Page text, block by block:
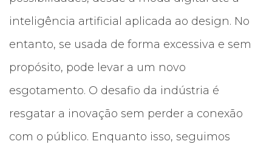
inteligência artificial aplicada ao design. No
entanto, se usada de forma excessiva e sem
propósito, pode levar a um novo
esgotamento. O desafio da indústria é
resgatar a inovação sem perder a conexão
com o público. Enquanto isso, seguimos